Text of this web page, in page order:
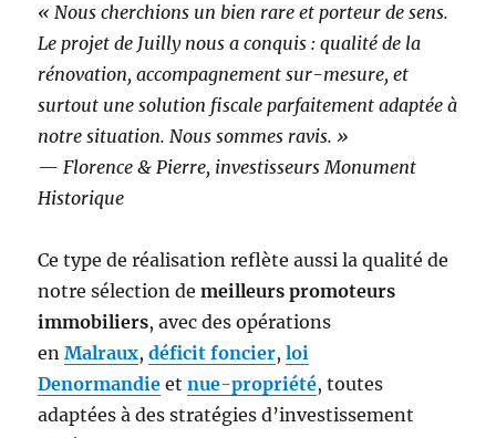
« Nous cherchions un bien rare et porteur de sens.
Le projet de Juilly nous a conquis : qualité de la
rénovation, accompagnement sur-mesure, et
surtout une solution fiscale parfaitement adaptée à
notre situation. Nous sommes ravis. »
—Florence & Pierre, investisseurs Monument
Historique
Ce type de réalisation reflète aussi la qualité de
notre sélection demeilleurs promoteurs
immobiliers, avec des opérations
enMalraux,déficit foncier,loi
Denormandie etnue-propriété, toutes
adaptées à des stratégies d’investissement